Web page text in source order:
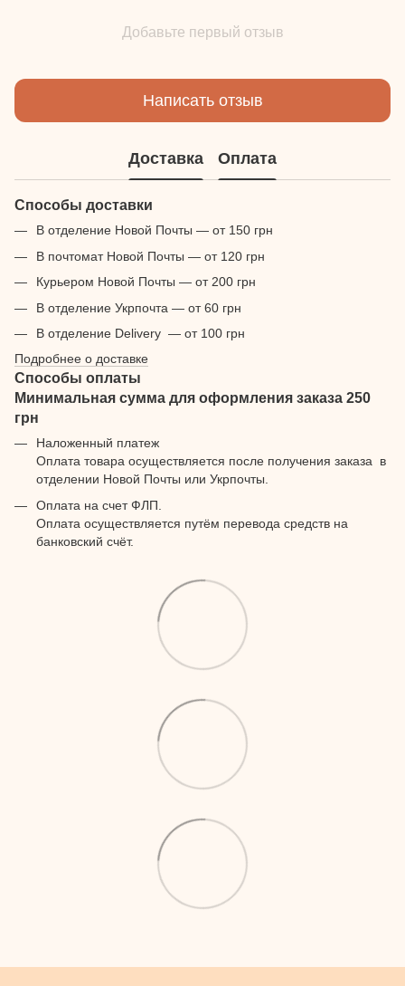
Добавьте первый отзыв
Написать отзыв
Доставка Оплата
Способы доставки
В отделение Новой Почты — от 150 грн
В почтомат Новой Почты — от 120 грн
Курьером Новой Почты — от 200 грн
В отделение Укрпочта — от 60 грн
В отделение Delivery — от 100 грн
Подробнее о доставке
Способы оплаты
Минимальная сумма для оформления заказа 250
грн
Наложенный платеж
Оплата товара осуществляется после получения заказа в
отделении Новой Почты или Укрпочты.
Оплата на счет ФЛП.
Оплата осуществляется путём перевода средств на
банковский счёт.